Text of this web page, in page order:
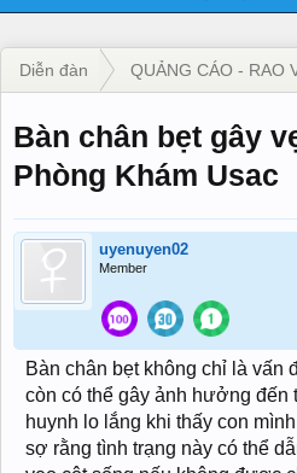
Diễn đàn QUẢNG CÁO - RAO
Bàn chân bẹt gây
Phòng Khám Usac
uyenuyen02
Member
Bàn chân bẹt không chỉ là vấn
còn có thể gây ảnh hưởng đến
huynh lo lắng khi thấy con
sợ rằng tình trạng này có thể